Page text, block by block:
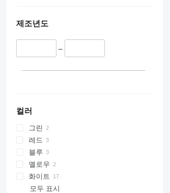
제조년도
–
컬러
그린
레드
블루
옐로우
화이트
모두 표시